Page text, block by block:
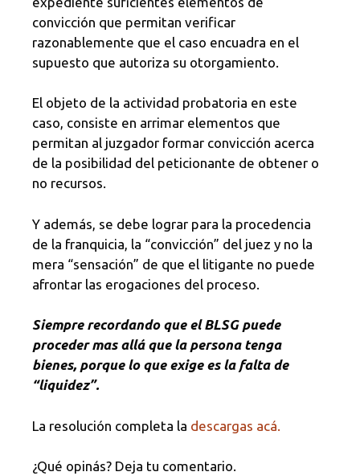
convicción que permitan verificar
razonablemente que el caso encuadra en el
supuesto que autoriza su otorgamiento.
El objeto de la actividad probatoria en este
caso, consiste en arrimar elementos que
permitan al juzgador formar convicción acerca
de la posibilidad del peticionante de obtener o
no recursos.
Y además, se debe lograr para la procedencia
de la franquicia, la “convicción” del juez y no la
mera “sensación” de que el litigante no puede
afrontar las erogaciones del proceso.
Siempre recordando que el BLSG puede
proceder mas allá que la persona tenga
bienes, porque lo que exige es la falta de
“liquidez”.
La resolución completa la descargas acá.
¿Qué opinás? Deja tu comentario.